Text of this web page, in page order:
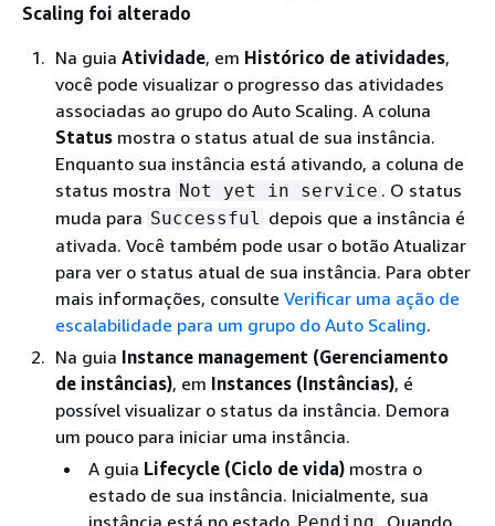
Scaling foi alterado
Na guia Atividade, em Histórico de atividades,
você pode visualizar o progresso das atividades
associadas ao grupo do Auto Scaling. A coluna
Status mostra o status atual de sua instância.
Enquanto sua instância está ativando, a coluna de
status mostra Not yet in service . O status
muda para Successful
depois que a instância é
ativada. Você também pode usar o botão Atualizar
para ver o status atual de sua instância. Para obter
mais informações, consulte Verificar uma ação de
escalabilidade para um grupo do Auto Scaling.
Na guia Instance management (Gerenciamento
de instâncias), em Instances (Instâncias), é
possível visualizar o status da instância. Demora
um pouco para iniciar uma instância.
A guia Lifecycle (Ciclo de vida) mostra o
estado de sua instância. Inicialmente, sua
instância está no estado Pending . Quando